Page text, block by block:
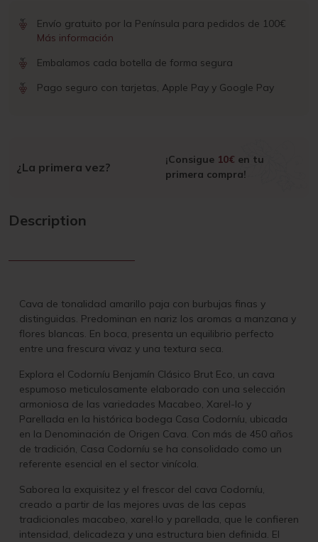
Envío gratuito por la Península para pedidos de 100€
Más información
Embalamos cada botella de forma segura
Pago seguro con tarjetas, Apple Pay y Google Pay
¿La primera vez?
¡Consigue 10€ en tu
primera compra!
Description
Cava de tonalidad amarillo paja con burbujas finas y
distinguidas. Predominan en nariz los aromas a manzana y
flores blancas. En boca, presenta un equilibrio perfecto
entre una frescura vivaz y una textura seca.
Explora el Codorníu Benjamín Clásico Brut Eco, un cava
espumoso meticulosamente elaborado con una selección
armoniosa de las variedades Macabeo, Xarel-lo y
Parellada en la histórica bodega Casa Codorníu, ubicada
en la Denominación de Origen Cava. Con más de 450 años
de tradición, Casa Codorníu se ha consolidado como un
referente esencial en el sector vinícola.
Saborea la exquisitez y el frescor del cava Codorníu,
creado a partir de las mejores uvas de las cepas
tradicionales macabeo, xarel·lo y parellada, que le confieren
intensidad, delicadeza y una estructura bien definida. El